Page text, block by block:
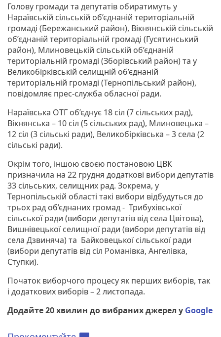
Голову громади та депутатів обиратимуть у
Нараївській сільській об’єднаній територіальній
громаді (Бережанський район), Вікнянській сільській
об’єднаній територіальній громаді (Гусятинський
район), Млиновецькій сільській об’єднаній
територіальній громаді (Зборівський район) та у
Великобірківській селищній об’єднаній
територіальній громаді (Тернопільський район),
повідомляє прес-служба обласної ради.
Нараївська ОТГ об’єднує 18 сіл (7 сільських рад),
Вікнянська – 10 сіл (5 сільських рад), Млиновецька –
12 сіл (3 сільські ради), Великобірківська – 3 села (2
сільські ради).
Окрім того, іншою своєю постановою ЦВК
призначила на 22 грудня додаткові вибори депутатів
33 сільських, селищних рад. Зокрема, у
Тернопільській області такі вибори відбудуться до
трьох рад об’єднаних громад - Трибухівської
сільської ради (вибори депутатів від села Цвітова),
Вишнівецької селищної ради (вибори депутатів від
села Дзвиняча) та Байковецької сільської ради
(вибори депутатів від сіл Романівка, Ангелівка,
Ступки).
Початок виборчого процесу як перших виборів, так
і додаткових виборів – 2 листопада.
Додайте 20 хвилин до вибраних джерел у Google